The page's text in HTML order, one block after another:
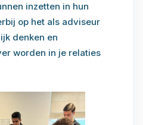
inzetten in hun
op het als adviseur
denken en
worden in je relaties